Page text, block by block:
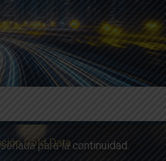
para la continuidad.
Gold Data.